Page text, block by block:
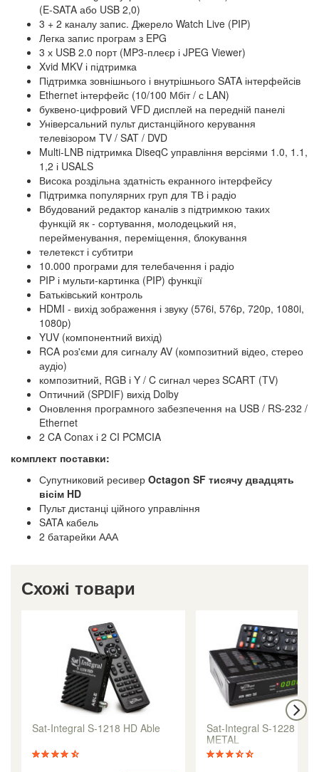
(E-SATA або USB 2,0)
3 + 2 каналу запис. Джерело Watch Live (PIP)
Легка запис програм з EPG
3 х USB 2.0 порт (MP3-плеєр і JPEG Viewer)
Xvid MKV і підтримка
Підтримка зовнішнього і внутрішнього SATA інтерфейсів
Ethernet інтерфейс (10/100 Мбіт / с LAN)
буквено-цифровий VFD дисплей на передній панелі
Універсальний пульт дистанційного керування
телевізором TV / SAT / DVD
Multi-LNB підтримка DiseqC управління версіями 1.0, 1.1,
1,2 і USALS
Висока роздільна здатність екранного інтерфейсу
Підтримка популярних груп для ТВ і радіо
Вбудований редактор каналів з підтримкою таких
функцій як - сортування, молодецький ня,
перейменування, переміщення, блокування
телетекст і субтитри
10.000 програми для телебачення і радіо
PIP і мульти-картинка (PIP) функції
Батьківський контроль
HDMI - вихід зображення і звуку (576i, 576p, 720p, 1080i,
1080p)
YUV (компонентний вихід)
RCA роз'єми для сигналу AV (композитний відео, стерео
аудіо)
композитний, RGB і Y / C сигнал через SCART (TV)
Оптичний (SPDIF) вихід Dolby
Оновлення програмного забезпечення на USB / RS-232 /
Ethernet
2 CA Conax і 2 CI PCMCIA
комплект поставки:
Супутниковий ресивер Octagon SF тисячу двадцять
вісім HD
Пульт дистанці ційного управління
SATA кабель
2 батарейки ААА
Схожі товари
Sat-Integral S-1218 HD Able
Sat-Integral S-1228 HD
METAL